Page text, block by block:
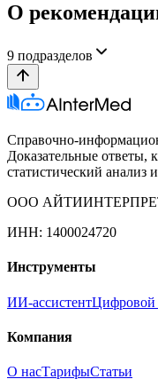
О
9 подразделов
Справочно-
Доказательные ответы,
статистический анализ
ООО
ИНН: 1400024720
Инструменты
ИИ-ассистентЦифровой
Компания
О насТарифыСтатьи